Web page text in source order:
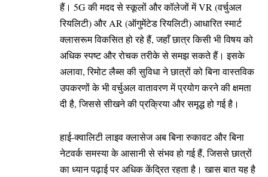
हैं। 5G की मदद से स्कूलों और कॉलेजों में VR (वर्चुअल
रियलिटी) और AR (ऑगुमेंटेड रियलिटी) आधारित स्मार्ट
क्लासरूम विकसित हो रहे हैं, जहाँ छात्र किसी भी विषय को
अधिक स्पष्ट और रोचक तरीके से समझ सकते हैं। इसके
अलावा, रिमोट लैब्स की सुविधा ने छात्रों को बिना वास्तविक
उपकरणों के भी वर्चुअल वातावरण में प्रयोग करने की क्षमता
दी है, जिससे सीखने की प्रक्रिया और समृद्ध हो गई है।
हाई-क्वालिटी लाइव क्लासेज अब बिना रुकावट और बिना
नेटवर्क समस्या के आसानी से संभव हो गई हैं, जिससे छात्रों
का ध्यान पढ़ाई पर अधिक केंद्रित रहता है। खास बात यह है